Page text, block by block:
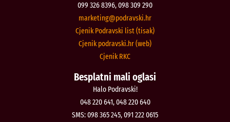
099 326 8396, 098 309 290
rh.iksvardop
@gnitekram
Cjenik Podravski list (tisak)
Cjenik podravski.hr (web)
Cjenik RKC
Besplatni mali oglasi
Halo Podravski!
048 220 641, 048 220 640
SMS: 098 365 245, 091 222 0615